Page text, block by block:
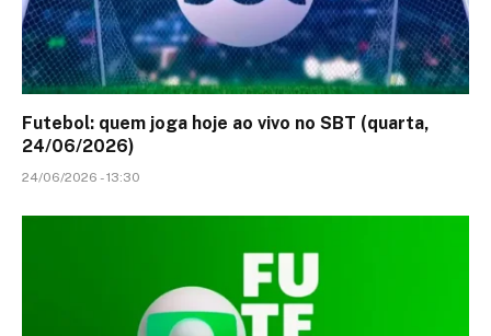
Futebol: quem joga hoje ao vivo no SBT (quarta,
24/06/2026)
24/06/2026 - 13:30